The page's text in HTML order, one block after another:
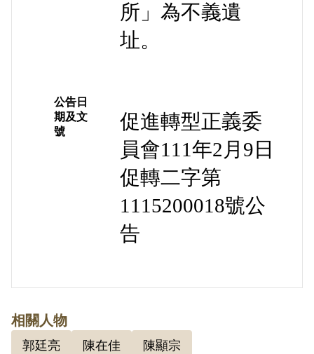
所」為不義遺
址。
公告日
期及文
號
促進轉型正義委
員會111年2月9日
促轉二字第
1115200018號公
告
相關人物
郭廷亮 陳在佳 陳顯宗